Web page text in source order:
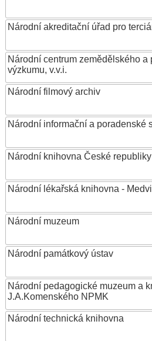
Národní akreditační úřad pro
Národní centrum zemědělského a
výzkumu, v.v.i.
Národní filmový archiv
Národní informační a poradenské
Národní knihovna České republiky
Národní lékařská knihovna -
Národní muzeum
Národní památkový ústav
Národní pedagogické muzeum a
J.A.Komenského NPMK
Národní technická knihovna